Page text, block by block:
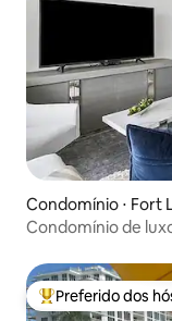
Condomínio ⋅ Fort
Condomínio de
Entre os
Preferido dos